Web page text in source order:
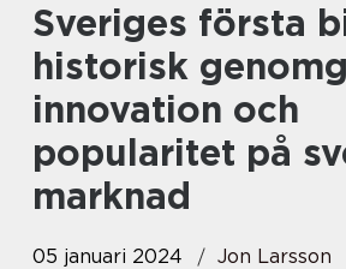
Sveriges första bil – En
historisk
innovation och
popularitet på
marknad
05 januari 2024
Jon Larsson